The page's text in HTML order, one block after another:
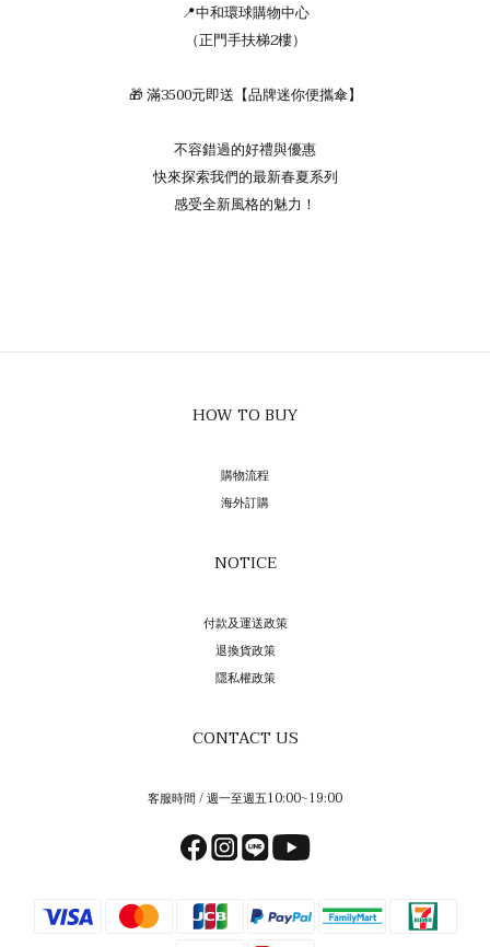
📍中和環球購物中心
（正門手扶梯2樓）
🎁 滿3500元即送【品牌迷你便攜傘】
不容錯過的好禮與優惠
快來探索我們的最新春夏系列
感受全新風格的魅力！
HOW TO BUY
購物流程
海外訂購
NOTICE
付款及運送政策
退換貨政策
隱私權政策
CONTACT US
客服時間 / 週一至週五10:00~19:00